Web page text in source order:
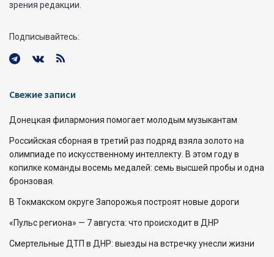
зрения редакции.
Подписывайтесь:
Свежие записи
Донецкая филармония помогает молодым музыкантам
Российская сборная в третий раз подряд взяла золото на
олимпиаде по искусственному интеллекту. В этом году в
копилке команды восемь медалей: семь высшей пробы и одна
бронзовая.
В Токмакском округе Запорожья построят новые дороги
«Пульс региона» — 7 августа: что происходит в ДНР
Смертельные ДТП в ДНР: выезды на встречку унесли жизни